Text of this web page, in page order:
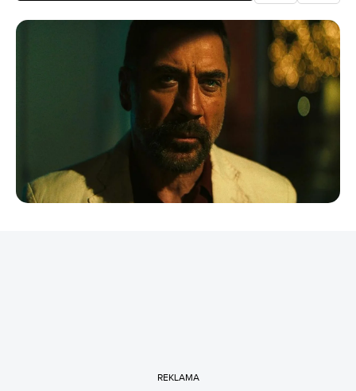
REKLAMA